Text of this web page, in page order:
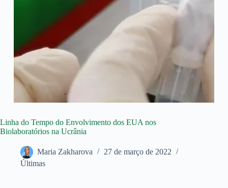
Linha do Tempo do Envolvimento dos EUA nos
Biolaboratórios na Ucrânia
Maria Zakharova
27 de março de 2022
Últimas